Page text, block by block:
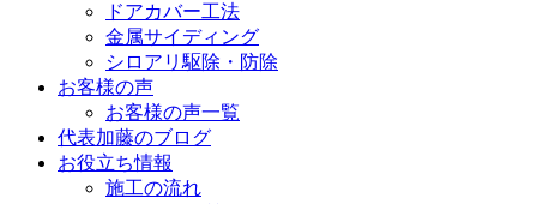
ドアカバー工法
金属サイディング
シロアリ駆除・防除
お客様の声
お客様の声一覧
代表加藤のブログ
お役立ち情報
施工の流れ